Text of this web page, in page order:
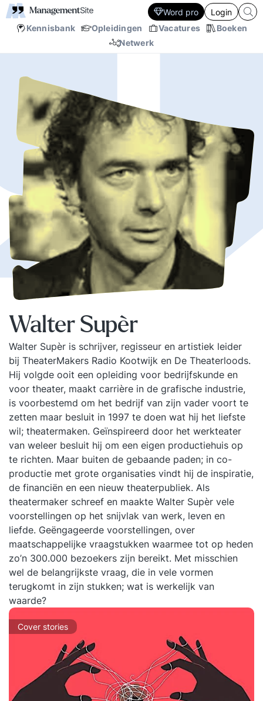
Kennisbank Opleidingen Vacatures
Boeken
Netwerk
Word pro Login
Walter Supèr
Walter Supèr is schrijver, regisseur en artistiek leider
bij TheaterMakers Radio Kootwijk en De Theaterloods.
Hij volgde ooit een opleiding voor bedrijfskunde en
voor theater, maakt carrière in de grafische industrie,
is voorbestemd om het bedrijf van zijn vader voort te
zetten maar besluit in 1997 te doen wat hij het liefste
wil; theatermaken. Geïnspireerd door het werkteater
van weleer besluit hij om een eigen productiehuis op
te richten. Maar buiten de gebaande paden; in co-
productie met grote organisaties vindt hij de inspiratie,
de financiën en een nieuw theaterpubliek. Als
theatermaker schreef en maakte Walter Supèr vele
voorstellingen op het snijvlak van werk, leven en
liefde. Geëngageerde voorstellingen, over
maatschappelijke vraagstukken waarmee tot op heden
zo’n 300.000 bezoekers zijn bereikt. Met misschien
wel de belangrijkste vraag, die in vele vormen
terugkomt in zijn stukken; wat is werkelijk van
waarde?
Cover stories